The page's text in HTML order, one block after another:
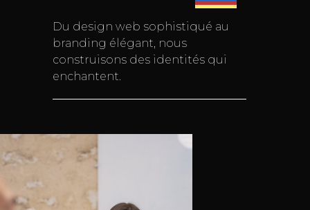
Du design web sophistiqué au
branding élégant, nous
construisons des identités qui
enchantent.